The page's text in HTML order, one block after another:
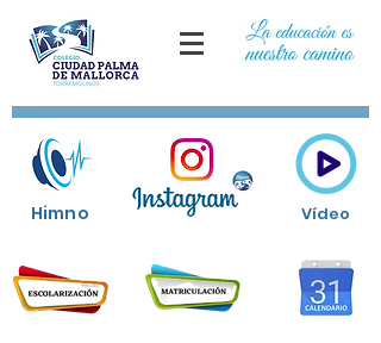
Himno Vídeo